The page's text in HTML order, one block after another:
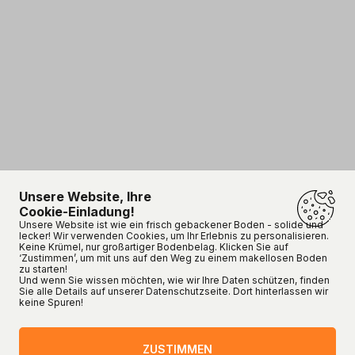
Unsere Website, Ihre
Cookie-Einladung!
Unsere Website ist wie ein frisch gebackener Boden - solide und
lecker! Wir verwenden Cookies, um Ihr Erlebnis zu personalisieren.
Keine Krümel, nur großartiger Bodenbelag. Klicken Sie auf
‘Zustimmen’, um mit uns auf den Weg zu einem makellosen Boden
zu starten!
Und wenn Sie wissen möchten, wie wir Ihre Daten schützen, finden
Sie alle Details auf unserer Datenschutzseite. Dort hinterlassen wir
keine Spuren!
ZUSTIMMEN